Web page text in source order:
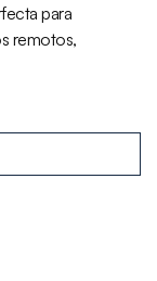
para
remotos,